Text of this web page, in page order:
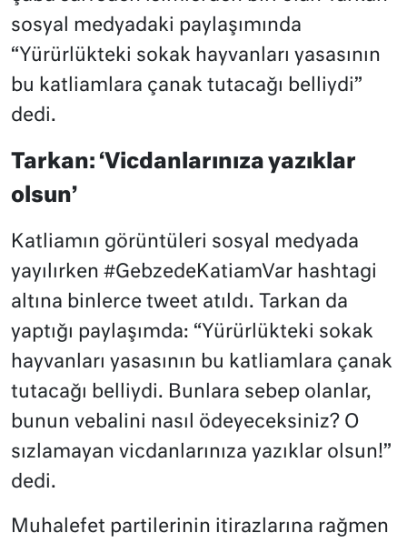
sosyal medyadaki paylaşımında
“Yürürlükteki sokak hayvanları yasasının
bu katliamlara çanak tutacağı belliydi”
dedi.
Tarkan: ‘Vicdanlarınıza yazıklar
olsun’
Katliamın görüntüleri sosyal medyada
yayılırken #GebzedeKatiamVar hashtagi
altına binlerce tweet atıldı. Tarkan da
yaptığı paylaşımda: “Yürürlükteki sokak
hayvanları yasasının bu katliamlara çanak
tutacağı belliydi. Bunlara sebep olanlar,
bunun vebalini nasıl ödeyeceksiniz? O
sızlamayan vicdanlarınıza yazıklar olsun!”
dedi.
Muhalefet partilerinin itirazlarına rağmen